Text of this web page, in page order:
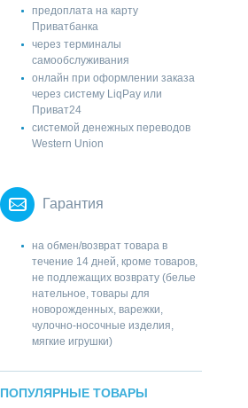
предоплата на карту
Приватбанка
через терминалы
самообслуживания
онлайн при оформлении заказа
через систему LiqPay или
Приват24
системой денежных переводов
Western Union
Гарантия
на обмен/возврат товара в
течение 14 дней, кроме товаров,
не подлежащих возврату (белье
нательное, товары для
новорожденных, варежки,
чулочно-носочные изделия,
мягкие игрушки)
ПОПУЛЯРНЫЕ ТОВАРЫ